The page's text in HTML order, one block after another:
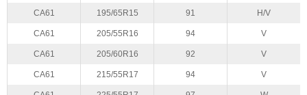
CA61 195/65R15 91 H/V
CA61 205/55R16 94 V
CA61 205/60R16 92 V
CA61 215/55R17 94 V